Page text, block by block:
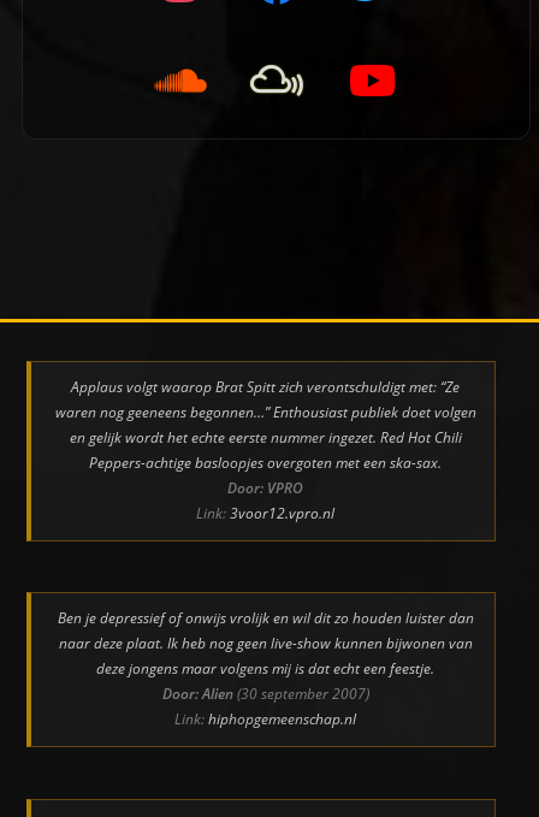
Applaus volgt waarop Brat Spitt zich verontschuldigt met: “Ze
waren nog geeneens begonnen…” Enthousiast publiek doet volgen
en gelijk wordt het echte eerste nummer ingezet. Red Hot Chili
Peppers-achtige basloopjes overgoten met een ska-sax.
Door: VPRO
Link:3voor12.vpro.nl
Ben je depressief of onwijs vrolijk en wil dit zo houden luister dan
naar deze plaat. Ik heb nog geen live-show kunnen bijwonen van
deze jongens maar volgens mij is dat echt een feestje.
Door: Alien(30 september 2007)
Link:hiphopgemeenschap.nl